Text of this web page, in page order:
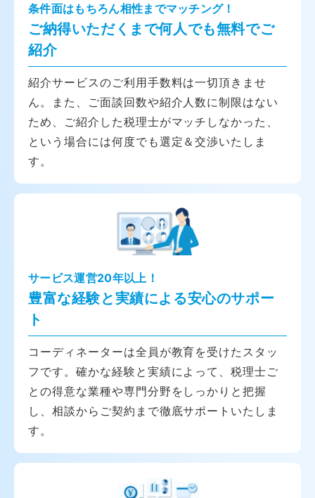
条件面はもちろん相性までマッチング！
ご納得いただくまで何人でも無料でご
紹介
紹介サービスのご利用手数料は一切頂きませ
ん。また、ご面談回数や紹介人数に制限はない
ため、ご紹介した税理士がマッチしなかった、
という場合には何度でも選定＆交渉いたしま
す。
サービス運営20年以上！
豊富な経験と実績による安心のサポー
ト
コーディネーターは全員が教育を受けたスタッ
フです。確かな経験と実績によって、税理士ご
との得意な業種や専門分野をしっかりと把握
し、相談からご契約まで徹底サポートいたしま
す。